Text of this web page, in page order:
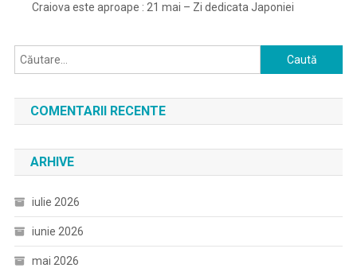
Craiova este aproape : 21 mai – Zi dedicata Japoniei
Caută
după:
COMENTARII RECENTE
ARHIVE
iulie 2026
iunie 2026
mai 2026